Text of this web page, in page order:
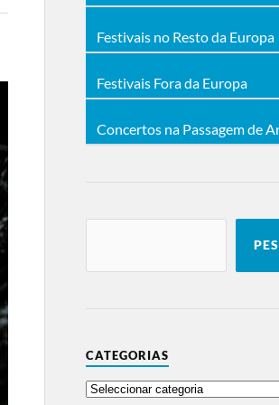
Festivais no Resto da Europa
Festivais Fora da Europa
Concertos na Passagem de
CATEGORIAS